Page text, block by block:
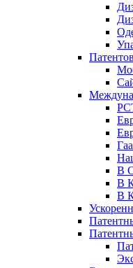
В
В
В